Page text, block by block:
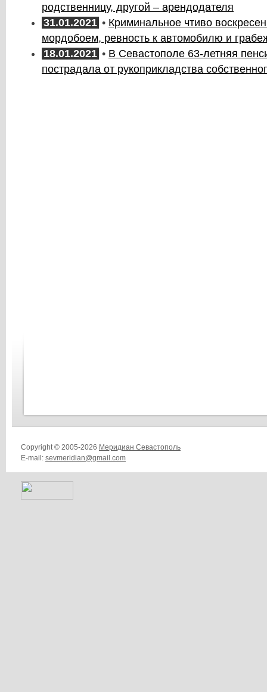
родственницу, другой – арендодателя
31.01.2021 • Криминальное чтиво
мордобоем, ревность к автомобилю и
18.01.2021 • В Севастополе 63-летняя
пострадала от рукоприкладства
Copyright © 2005-2026 Меридиан Севастополь
E-mail: sevmeridian@gmail.com